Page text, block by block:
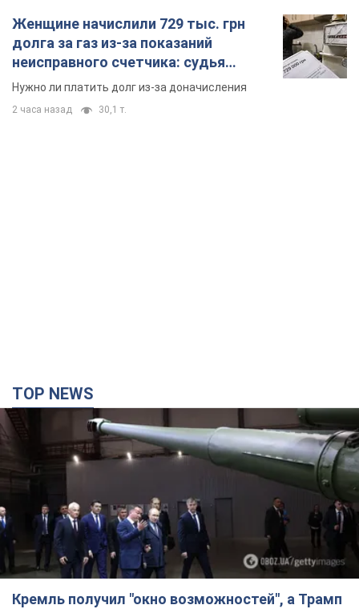
Женщине начислили 729 тыс. грн
долга за газ из-за показаний
неисправного счетчика: судья
вынес неожиданное решение
Нужно ли платить долг из-за доначисления
2 часа назад 30,1 т.
TOP NEWS
Кремль получил "окно возможностей", а Трамп